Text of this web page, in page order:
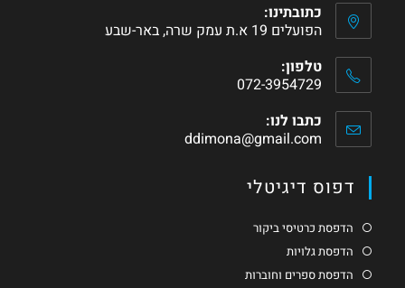
כתובתינו:
הפועלים 19 א.ת עמק שרה, באר-שבע
טלפון:
072-3954729
כתבו לנו:
ddimona@gmail.com
דפוס דיגיטלי
הדפסת כרטיסי ביקור
הדפסת גלויות
הדפסת ספרים וחוברות